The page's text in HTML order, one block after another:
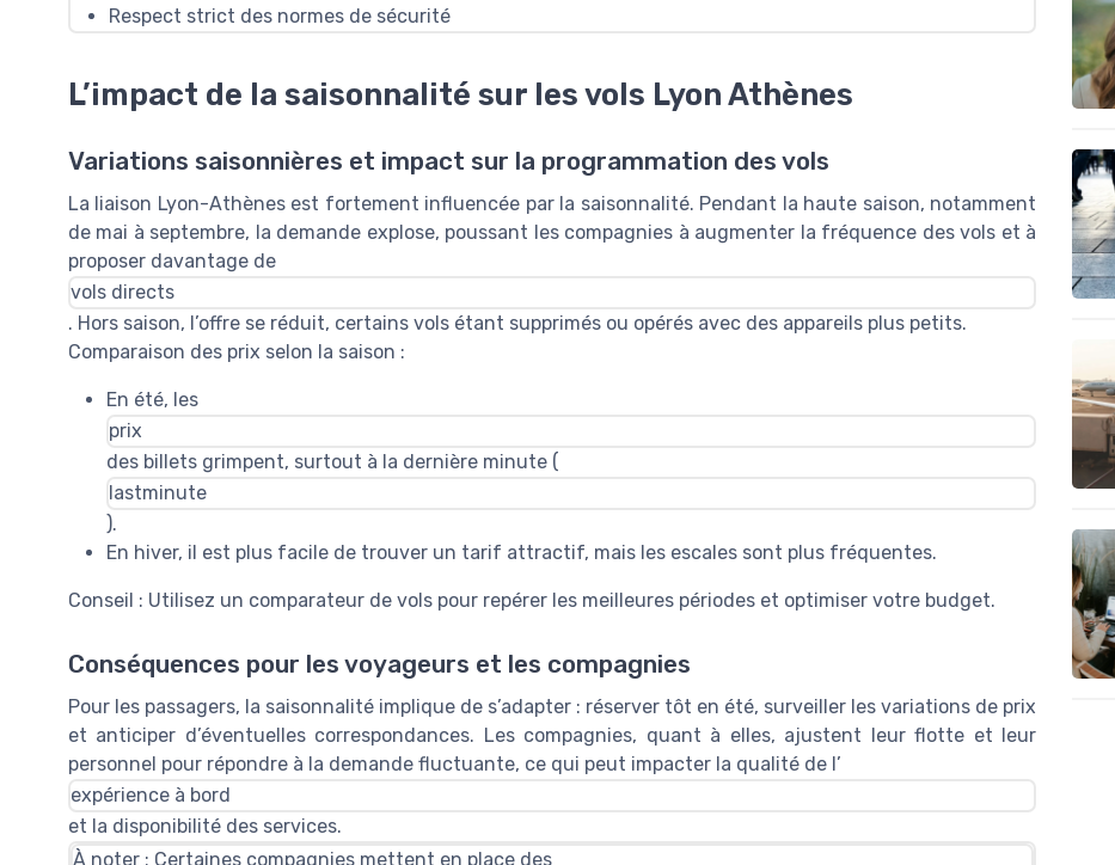
Respect strict des normes de sécurité
L’impact de la saisonnalité sur les vols Lyon Athènes
Variations saisonnières et impact sur la programmation des vols
La liaison Lyon-Athènesest fortement influencée par la saisonnalité. Pendant la haute saison, notamment
de mai à septembre, la demande explose, poussant les compagnies à augmenter la fréquence des vols et à
proposer davantage de
vols directs
. Hors saison, l’offre se réduit, certains vols étant supprimés ou opérés avec des appareils plus petits.
Comparaison des prix selon la saison :
En été, les
prix
des billets grimpent, surtout à la dernière minute (
lastminute
).
En hiver, il est plus facile de trouver un tarif attractif, mais les escales sont plus fréquentes.
Conseil : Utilisez un comparateur de vols pour repérer les meilleures périodes et optimiser votre budget.
Conséquences pour les voyageurs et les compagnies
Pour les passagers, la saisonnalité implique de s’adapter : réserver tôt en été, surveiller les variations de prix
et anticiper d’éventuelles correspondances. Les compagnies, quant à elles, ajustent leur flotte et leur
personnel pour répondre à la demande fluctuante, ce qui peut impacter la qualité de l’
expérience à bord
et la disponibilité des services.
À noter : Certaines compagnies mettent en place des